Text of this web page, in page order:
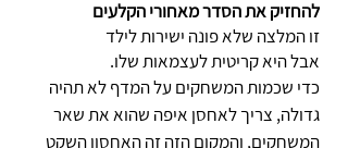
להחזיק את הסדר מאחורי הקלעים
זו המלצה שלא פונה ישירות לילד
אבל היא קריטית לעצמאות שלו.
כדי שכמות המשחקים על המדף לא תהיה
גדולה, צריך לאחסן איפה שהוא את שאר
המשחקים, והמקום הזה זה האחסון השקט